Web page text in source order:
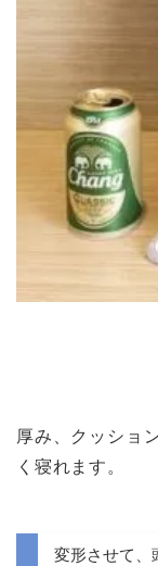
厚み、クッショ
く寝れます。
変形させて、